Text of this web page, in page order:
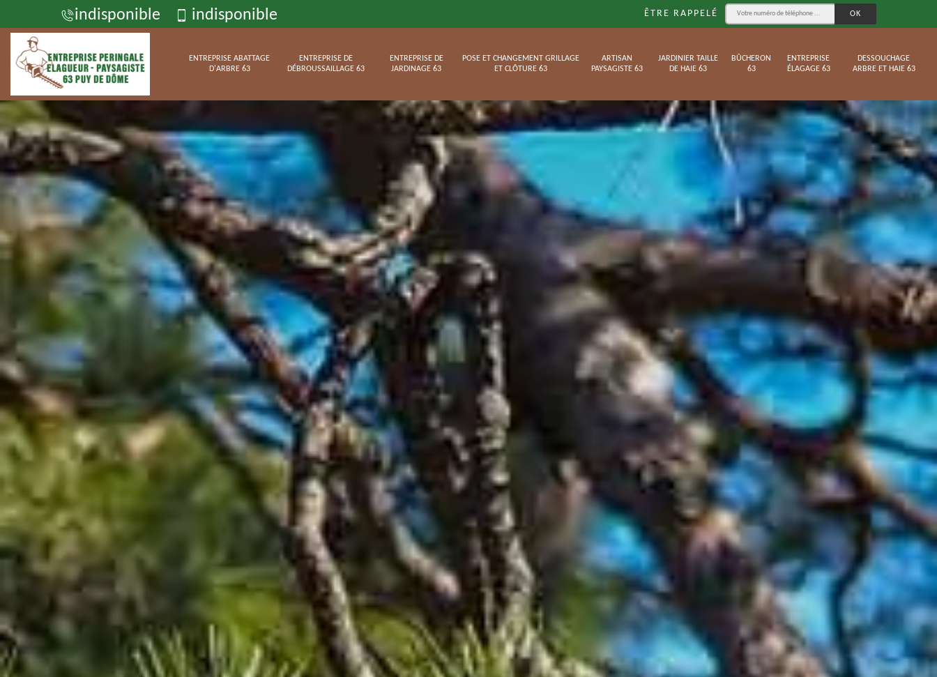
indisponible indisponible ÊTRE RAPPELÉ
ENTREPRISE ABATTAGE
D'ARBRE 63
ENTREPRISE DE
DÉBROUSSAILLAGE 63
ENTREPRISE DE
JARDINAGE 63
POSE ET CHANGEMENT GRILLAGE
ET CLÔTURE 63
ARTISAN
PAYSAGISTE 63
JARDINIER TAILLE
DE HAIE 63
BÛCHERON
63
ENTREPRISE
ÉLAGAGE 63
DESSOUCHAGE
ARBRE ET HAIE 63